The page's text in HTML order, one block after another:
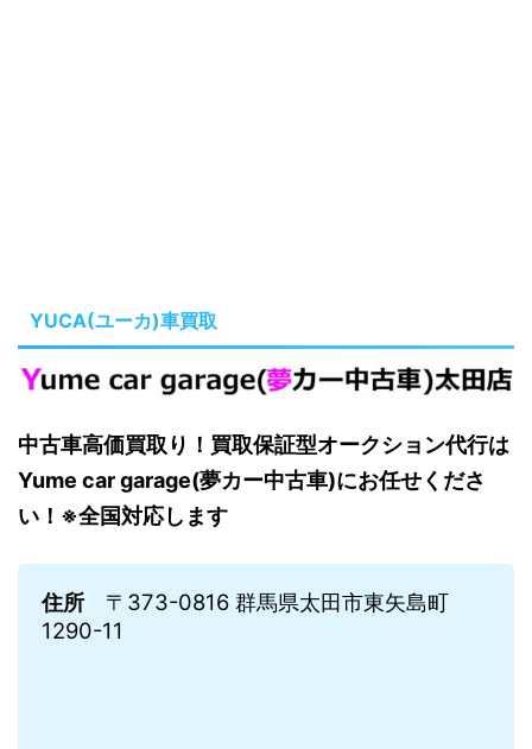
YUCA(ユーカ)車買取
中古車高価買取り！買取保証型オークション代行は
Yume car garage(夢カー中古車)にお任せくださ
い！※全国対応します
住所 〒373-0816 群馬県太田市東矢島町
1290-11